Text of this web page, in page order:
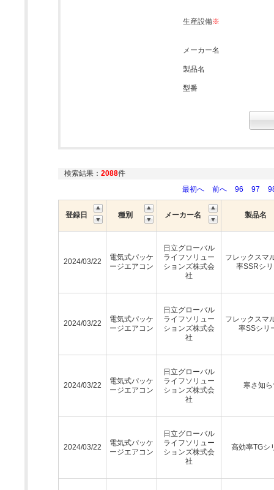
生産設備※
メーカー名
製品名
型番
検索結果： 2088件
最初へ
前へ 96 97
登録日 種別 メーカー名 製品名
2024/03/22
電気式パッケ
ージエアコン
日立グローバル
ライフソリュー
ションズ株式会
社
フレックスマ
率SSRシ
2024/03/22
電気式パッケ
ージエアコン
日立グローバル
ライフソリュー
ションズ株式会
社
フレックスマ
率SSシリ
2024/03/22
電気式パッケ
ージエアコン
日立グローバル
ライフソリュー
ションズ株式会
社
寒さ知
2024/03/22
電気式パッケ
ージエアコン
日立グローバル
ライフソリュー
ションズ株式会
社
高効率TGシ